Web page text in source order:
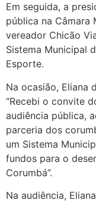
Em seguida, a
pública na Câmara
vereador Chicão
Sistema Municipal
Esporte.
Na ocasião, Eliana
“Recebi o convite
audiência pública,
parceria dos
um Sistema
fundos para o
Corumbá”.
Na audiência,